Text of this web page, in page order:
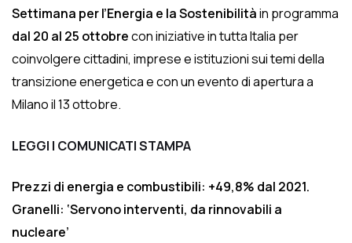
Settimana per l’Energia e la Sostenibilitàin programma
dal 20 al 25 ottobrecon iniziative in tutta Italia per
coinvolgere cittadini, imprese e istituzioni sui temi della
transizione energetica e con un evento di apertura a
Milano il 13 ottobre.
LEGGI I COMUNICATI STAMPA
Prezzi di energia e combustibili: +49,8% dal 2021.
Granelli: ‘Servono interventi, da rinnovabili a
nucleare’